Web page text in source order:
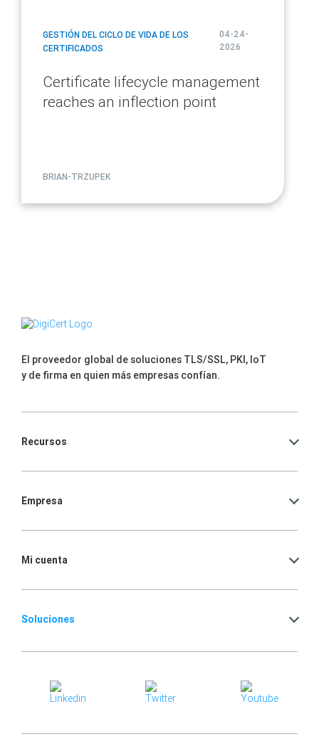
GESTIÓN DEL CICLO DE VIDA DE LOS
CERTIFICADOS
04-24-
2026
Certificate lifecycle management
reaches an inflection point
BRIAN-TRZUPEK
El proveedor global de soluciones TLS/SSL, PKI, IoT
y de firma en quien más empresas confían.
Recursos
Empresa
Mi cuenta
Soluciones